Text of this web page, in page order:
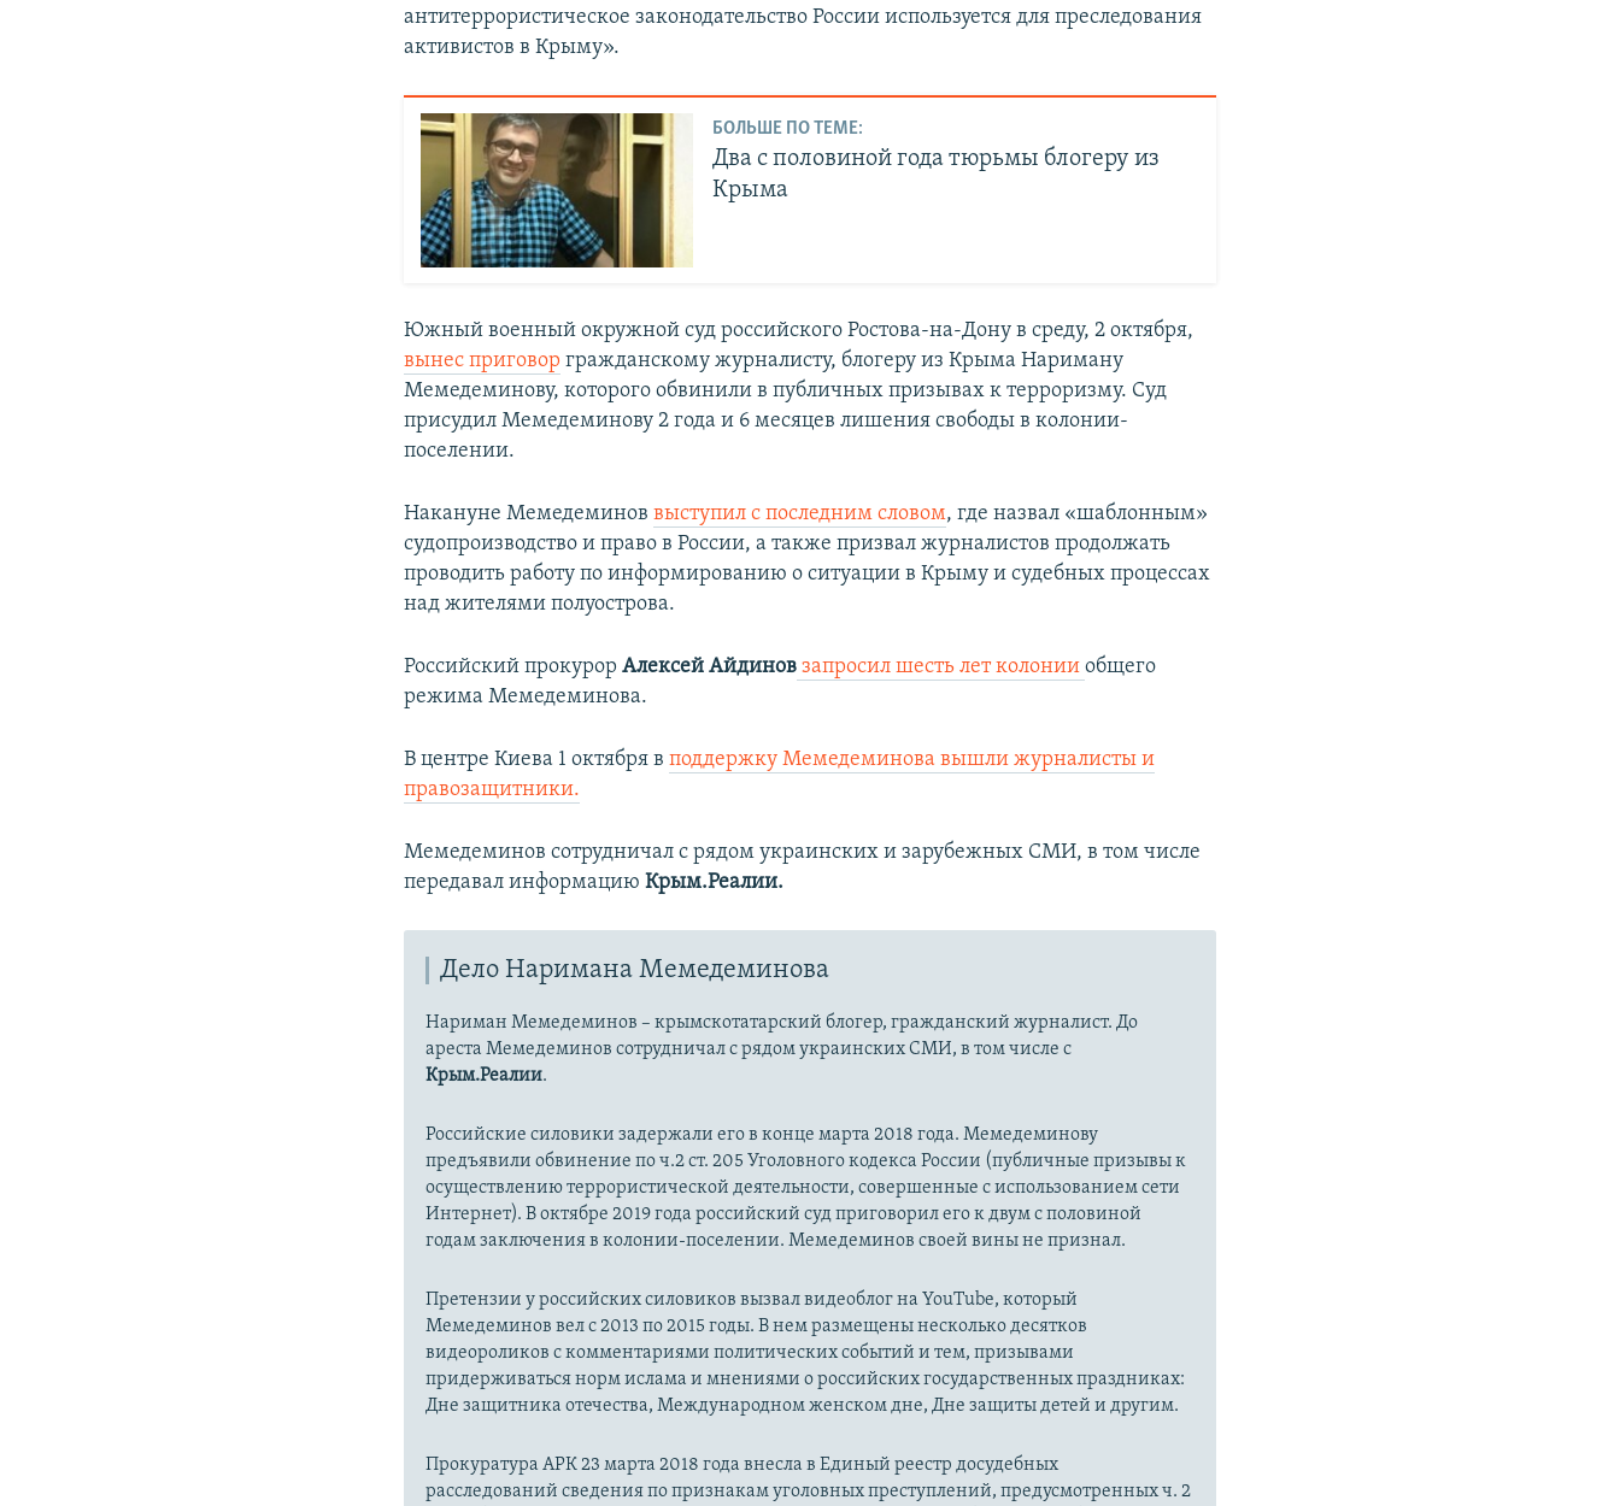
антитеррористическое законодательство России используется для преследования
активистов в Крыму».
БОЛЬШЕ ПО ТЕМЕ:
Два с половиной года тюрьмы блогеру из
Крыма
Южный военный окружной суд российского Ростова-на-Дону в среду, 2 октября,
вынес приговор гражданскому журналисту, блогеру из Крыма Нариману
Мемедеминову, которого обвинили в публичных призывах к терроризму. Суд
присудил Мемедеминову 2 года и 6 месяцев лишения свободы в колонии-
поселении.
Накануне Мемедеминоввыступил с последним словом, где назвал «шаблонным»
судопроизводство и право в России, а также призвал журналистов продолжать
проводить работу по информированию о ситуации в Крыму и судебных процессах
над жителями полуострова.
Российский прокурор Алексей Айдинов запросил шесть лет колонииобщего
режима Мемедеминова.
В центре Киева 1 октября вподдержку Мемедеминова вышли журналисты и
правозащитники.
Мемедеминов сотрудничал с рядом украинских и зарубежных СМИ, в том числе
передавал информациюКрым.Реалии.
Дело Наримана Мемедеминова
Нариман Мемедеминов – крымскотатарский блогер, гражданский журналист. До
ареста Мемедеминов сотрудничал с рядом украинских СМИ, в том числе с
Крым.Реалии.
Российские силовики задержали его в конце марта 2018 года. Мемедеминову
предъявили обвинение по ч.2 ст. 205 Уголовного кодекса России (публичные призывы к
осуществлению террористической деятельности, совершенные с использованием сети
Интернет)​. В октябре 2019 года российский суд приговорил его к двум с половиной
годам заключения в колонии-поселении. Мемедеминов своей вины не признал.
Претензии у российских силовиков вызвал видеоблог на YouTube, который
Мемедеминов вел с 2013 по 2015 годы. В нем размещены несколько десятков
видеороликов с комментариями политических событий и тем, призывами
придерживаться норм ислама и мнениями о российских государственных праздниках:
Дне защитника отечества, Международном женском дне, Дне защиты детей и другим.
Прокуратура АРК 23 марта 2018 года внесла в Единый реестр досудебных
расследований сведения по признакам уголовных преступлений, предусмотренных ч. 2